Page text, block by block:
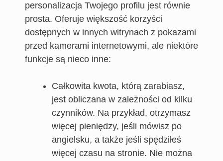
personalizacja Twojego profilu jest równie
prosta. Oferuje większość korzyści
dostępnych w innych witrynach z pokazami
przed kamerami internetowymi, ale niektóre
funkcje są nieco inne:
Całkowita kwota, którą zarabiasz,
jest obliczana w zależności od kilku
czynników. Na przykład, otrzymasz
więcej pieniędzy, jeśli mówisz po
angielsku, a także jeśli spędziłeś
więcej czasu na stronie. Nie można